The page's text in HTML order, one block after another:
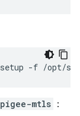
setup -f /opt/
mtls ：